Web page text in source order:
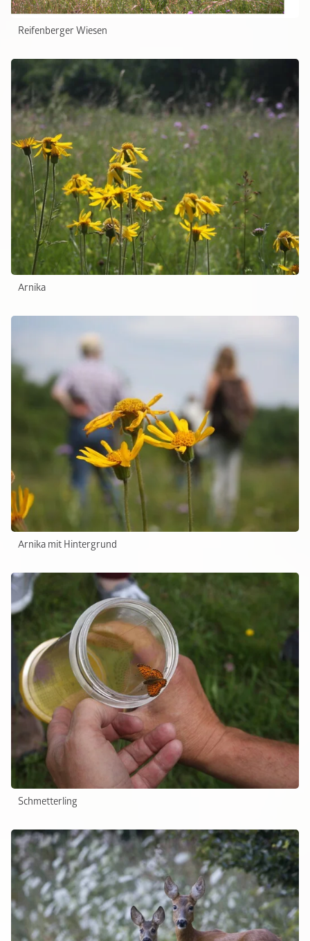
Reifenberger Wiesen
Arnika
Arnika mit Hintergrund
Schmetterling